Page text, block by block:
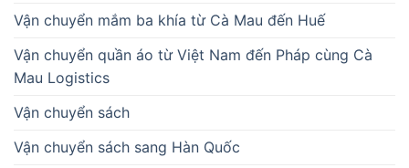
Vận chuyển mắm ba khía từ Cà Mau đến Huế
Vận chuyển quần áo từ Việt Nam đến Pháp cùng Cà
Mau Logistics
Vận chuyển sách
Vận chuyển sách sang Hàn Quốc